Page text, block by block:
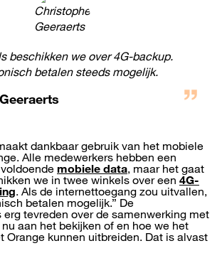
beschikken we over 4G-backup.
betalen steeds mogelijk.
dankbaar gebruik van het mobiele
Alle medewerkers hebben een
mobiele data, maar het gaat
we in twee winkels over een 4G-
. Als de internettoegang zou uitvallen,
betalen mogelijk.” De
tevreden over de samenwerking met
aan het bekijken of en hoe we het
Orange kunnen uitbreiden. Dat is alvast